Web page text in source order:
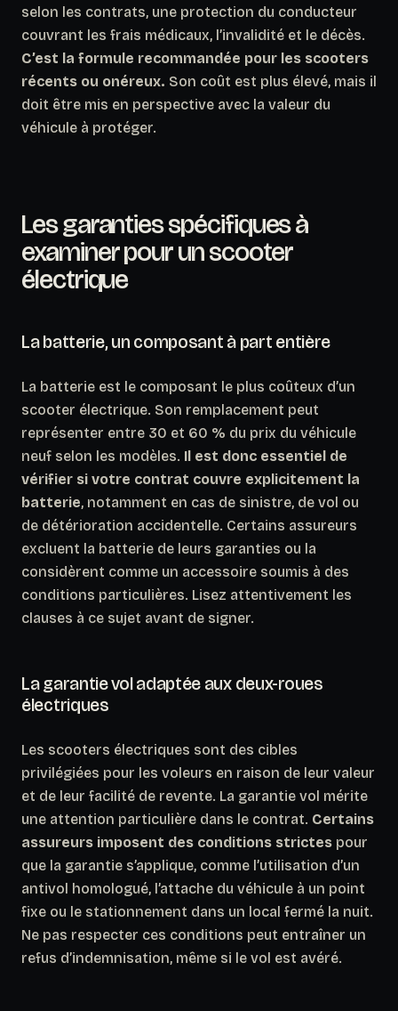
selon les contrats, une protection du conducteur
couvrant les frais médicaux, l’invalidité et le décès.
C’est la formule recommandée pour les scooters
récents ou onéreux. Son coût est plus élevé, mais il
doit être mis en perspective avec la valeur du
véhicule à protéger.
Les garanties spécifiques à
examiner pour un scooter
électrique
La batterie, un composant à part entière
La batterie est le composant le plus coûteux d’un
scooter électrique. Son remplacement peut
représenter entre 30 et 60 % du prix du véhicule
neuf selon les modèles. Il est donc essentiel de
vérifier si votre contrat couvre explicitement la
batterie, notamment en cas de sinistre, de vol ou
de détérioration accidentelle. Certains assureurs
excluent la batterie de leurs garanties ou la
considèrent comme un accessoire soumis à des
conditions particulières. Lisez attentivement les
clauses à ce sujet avant de signer.
La garantie vol adaptée aux deux-roues
électriques
Les scooters électriques sont des cibles
privilégiées pour les voleurs en raison de leur valeur
et de leur facilité de revente. La garantie vol mérite
une attention particulière dans le contrat. Certains
assureurs imposent des conditions strictes pour
que la garantie s’applique, comme l’utilisation d’un
antivol homologué, l’attache du véhicule à un point
fixe ou le stationnement dans un local fermé la nuit.
Ne pas respecter ces conditions peut entraîner un
refus d’indemnisation, même si le vol est avéré.